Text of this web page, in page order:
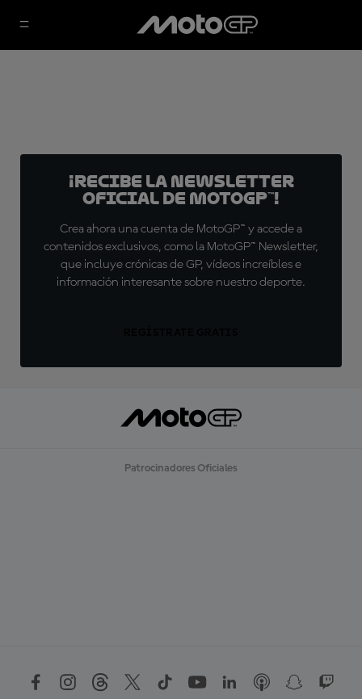
¡Recibe la Newsletter
oficial de MotoGP™!
Crea ahora una cuenta de MotoGP™ y accede a
contenidos exclusivos, como la MotoGP™ Newsletter,
que incluye crónicas de GP, vídeos increíbles e
información interesante sobre nuestro deporte.
Patrocinadores Oficiales